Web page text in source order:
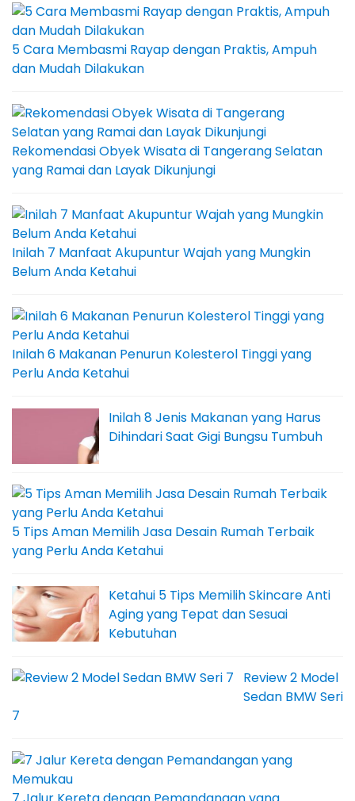
5 Cara Membasmi Rayap dengan Praktis, Ampuh
dan Mudah Dilakukan
Rekomendasi Obyek Wisata di Tangerang Selatan
yang Ramai dan Layak Dikunjungi
Inilah 7 Manfaat Akupuntur Wajah yang Mungkin
Belum Anda Ketahui
Inilah 6 Makanan Penurun Kolesterol Tinggi yang
Perlu Anda Ketahui
Inilah 8 Jenis Makanan yang Harus
Dihindari Saat Gigi Bungsu Tumbuh
5 Tips Aman Memilih Jasa Desain Rumah Terbaik
yang Perlu Anda Ketahui
Ketahui 5 Tips Memilih Skincare Anti
Aging yang Tepat dan Sesuai
Kebutuhan
Review 2 Model
Sedan BMW Seri
7